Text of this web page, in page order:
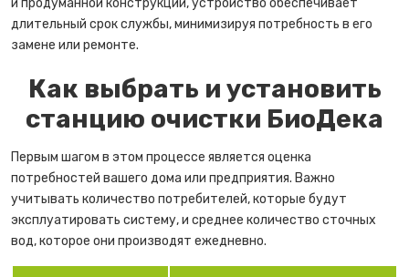
и продуманной конструкции, устройство обеспечивает
длительный срок службы, минимизируя потребность в его
замене или ремонте.
Как выбрать и установить
станцию очистки БиоДека
Первым шагом в этом процессе является оценка
потребностей вашего дома или предприятия. Важно
учитывать количество потребителей, которые будут
эксплуатировать систему, и среднее количество сточных
вод, которое они производят ежедневно.